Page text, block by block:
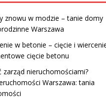
znowu w modzie – tanie domy
Warszawa
w betonie – cięcie i
cięcie betonu
zarząd nieruchomościami?
Warszawa: tania